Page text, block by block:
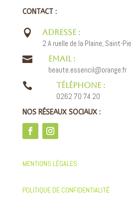
CONTACT :

ADRESSE :
2 A ruelle de la Plaine, Saint-

EMAIL :
beaute.essencil@orange.fr

TÉLÉPHONE :
0262 70 74 20
NOS RÉSEAUX SOCIAUX :
MENTIONS LÉGALES
POLITIQUE DE CONFIDENTIALITÉ